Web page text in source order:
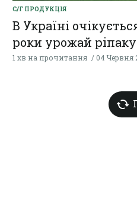
С/Г ПРОДУКЦІЯ
В Україні
роки урожай
1 хв на прочитання 04 Червня